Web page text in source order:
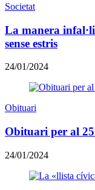
Societat
La manera
sense estris
24/01/2024
Obituari
Obituari per al 25
24/01/2024